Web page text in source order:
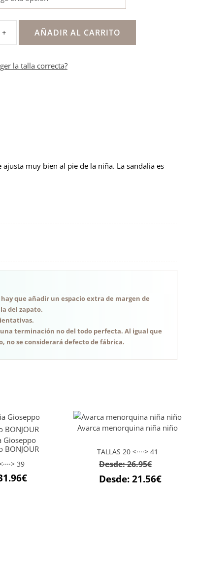
+ AÑADIR AL CARRITO
la talla correcta?
muy bien al pie de la niña. La sandalia es
que añadir un espacio extra de margen de
del zapato.
terminación no del todo perfecta. Al igual que
no se considerará defecto de fábrica.
Gioseppo
BONJOUR
39
€El
Avarca menorquina niña niño
TALLAS 20 <····> 41
Desde:26.95€
Desde:21.56€